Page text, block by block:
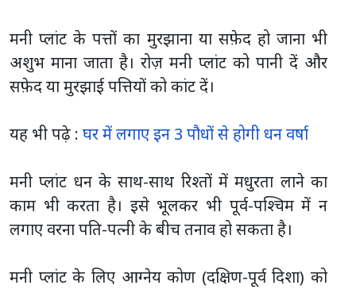
मनी प्लांट के पत्तों का मुरझाना या सफ़ेद हो जाना भी
अशुभ माना जाता है। रोज़ मनी प्लांट को पानी दें और
सफ़ेद या मुरझाई पत्तियों को कांट दें।
यह भी पढ़े : घर में लगाए इन 3 पौधों से होगी धन वर्षा
मनी प्लांट धन के साथ-साथ रिश्तों में मधुरता लाने का
काम भी करता है। इसे भूलकर भी पूर्व-पश्चिम में न
लगाए वरना पति-पत्नी के बीच तनाव हो सकता है।
मनी प्लांट के लिए आग्नेय कोण (दक्षिण-पूर्व दिशा) को